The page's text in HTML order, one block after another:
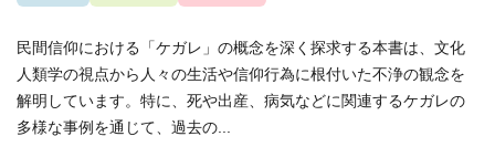
民間信仰における「ケガレ」の概念を深く探求する本書は、文化
人類学の視点から人々の生活や信仰行為に根付いた不浄の観念を
解明しています。特に、死や出産、病気などに関連するケガレの
多様な事例を通じて、過去の...